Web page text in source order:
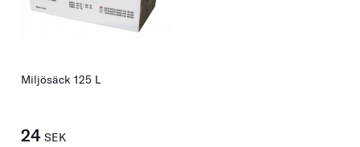
Miljösäck 125 L
24 SEK